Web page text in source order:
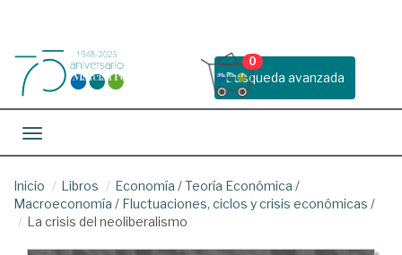
Busqueda avanzada
0
Toggle navigation
Inicio Libros Economía /Teoría Económica /
Macroeconomía / Fluctuaciones, ciclos y crisis económicas /
La crisis del neoliberalismo